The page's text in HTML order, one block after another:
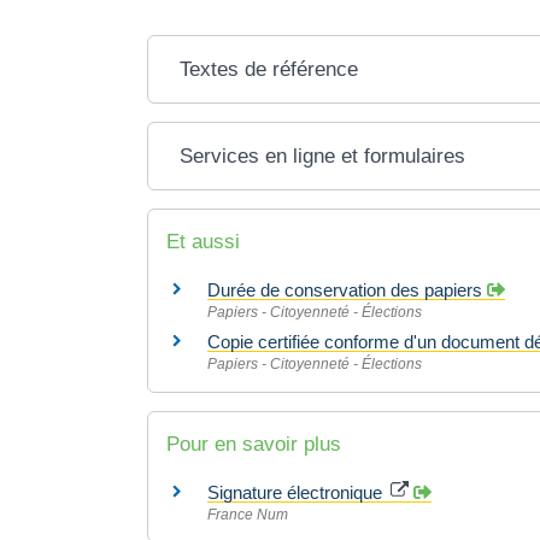
Textes de référence
Services en ligne et formulaires
Et aussi
Durée de conservation des papiers
Papiers - Citoyenneté - Élections
Copie certifiée conforme d'un document
Papiers - Citoyenneté - Élections
Pour en savoir plus
Signature électronique
France Num